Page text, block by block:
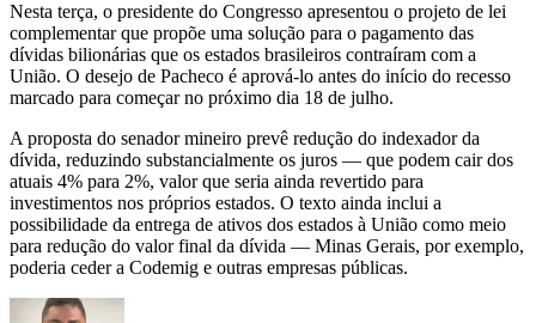
Nesta terça, o presidente do Congresso apresentou o projeto de lei
complementar que propõe uma solução para o pagamento das
dívidas bilionárias que os estados brasileiros contraíram com a
União. O desejo de Pacheco é aprová-lo antes do início do recesso
marcado para começar no próximo dia 18 de julho.
A proposta do senador mineiro prevê redução do indexador da
dívida, reduzindo substancialmente os juros — que podem cair dos
atuais 4% para 2%, valor que seria ainda revertido para
investimentos nos próprios estados. O texto ainda inclui a
possibilidade da entrega de ativos dos estados à União como meio
para redução do valor final da dívida — Minas Gerais, por exemplo,
poderia ceder a Codemig e outras empresas públicas.